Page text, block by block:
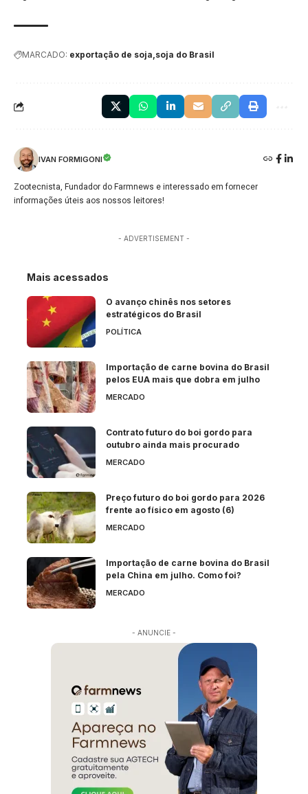
MARCADO: exportação de soja soja do Brasil
IVAN FORMIGONI
Zootecnista, Fundador do Farmnews e interessado em fornecer
informações úteis aos nossos leitores!
- ADVERTISEMENT -
Mais acessados
O avanço chinês nos setores
estratégicos do Brasil
POLÍTICA
Importação de carne bovina do Brasil
pelos EUA mais que dobra em julho
MERCADO
Contrato futuro do boi gordo para
outubro ainda mais procurado
MERCADO
Preço futuro do boi gordo para 2026
frente ao físico em agosto (6)
MERCADO
Importação de carne bovina do Brasil
pela China em julho. Como foi?
MERCADO
- ANUNCIE -